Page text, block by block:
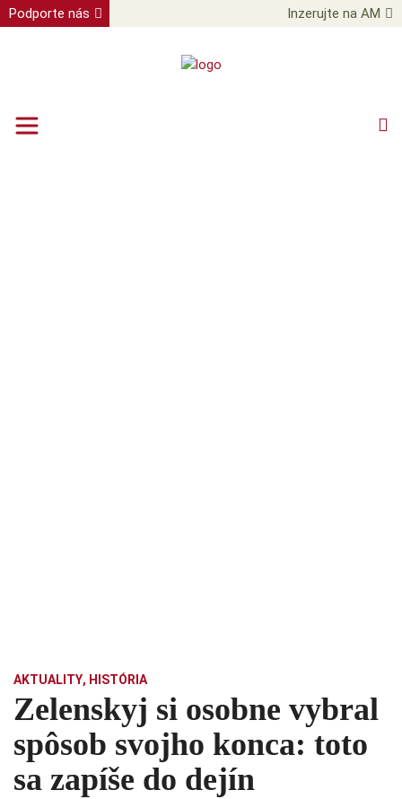
Podporte nás Inzerujte na AM
AKTUALITY, HISTÓRIA
Zelenskyj si osobne vybral
spôsob svojho konca: toto
sa zapíše do dejín